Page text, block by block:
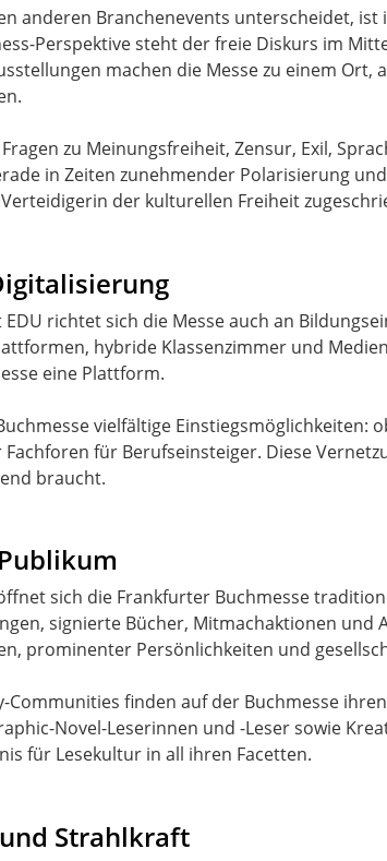
anderen Branchenevents unterscheidet,
Perspektive steht der freie Diskurs im
machen die Messe zu einem
zu Meinungsfreiheit, Zensur, Exil,
in Zeiten zunehmender Polarisierung
der kulturellen Freiheit
richtet sich die Messe auch an
hybride Klassenzimmer und
eine Plattform.
vielfältige Einstiegsmöglichkeiten:
für Berufseinsteiger. Diese
braucht.
sich die Frankfurter Buchmesse
signierte Bücher, Mitmachaktionen und
prominenter Persönlichkeiten und
Communities finden auf der Buchmesse
Novel-Leserinnen und -Leser sowie
für Lesekultur in all ihren Facetten.
Strahlkraft